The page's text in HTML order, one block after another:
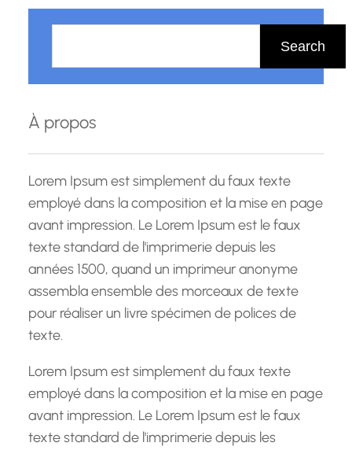
h
r
c
h
Search
À propos
Lorem Ipsum est simplement du faux texte
employé dans la composition et la mise en page
avant impression. Le Lorem Ipsum est le faux
texte standard de l'imprimerie depuis les
années 1500, quand un imprimeur anonyme
assembla ensemble des morceaux de texte
pour réaliser un livre spécimen de polices de
texte.
Lorem Ipsum est simplement du faux texte
employé dans la composition et la mise en page
avant impression. Le Lorem Ipsum est le faux
texte standard de l'imprimerie depuis les